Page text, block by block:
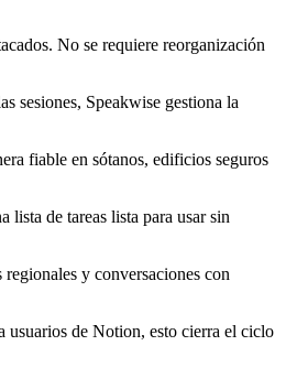
No se requiere reorganización
sesiones, Speakwise gestiona la
fiable en sótanos, edificios seguros
lista de tareas lista para usar sin
y conversaciones con
usuarios de Notion, esto cierra el ciclo